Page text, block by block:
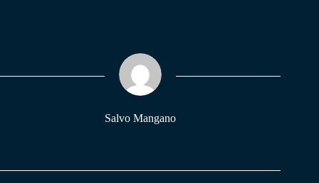
pp m
Salvo Mangano